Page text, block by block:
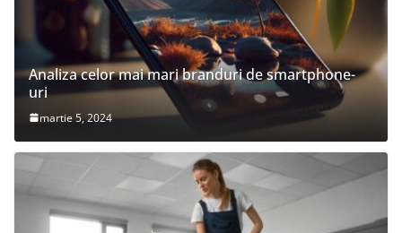
Analiza celor mai mari branduri de smartphone-
uri
martie 5, 2024